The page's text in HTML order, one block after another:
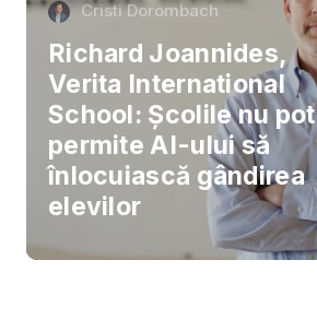
Cristi Dorombach
Richard Joannides,
Verita International
School: Școlile nu pot
permite AI-ului să
înlocuiască gândirea
elevilor